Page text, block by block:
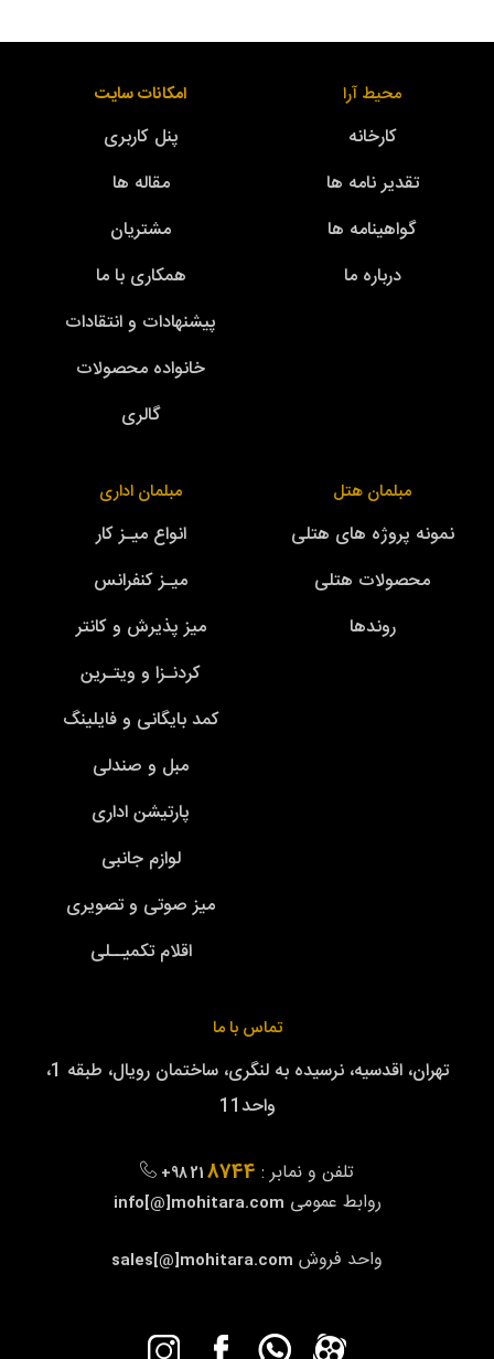
محیط آرا
کارخانه
تقدیر نامه ها
گواهینامه ها
درباره ما
امکانات سایت
پنل کاربری
مقاله ها
مشتریان
همکاری با ما
پیشنهادات و انتقادات
خانواده محصولات
گالری
مبلمان هتل
نمونه پروژه های هتلی
محصولات هتلی
روندها
مبلمان اداری
انواع میـز کار
میـز کنفرانس
میز پذیرش و کانتر
کردنـزا و ویتـرین
کمد بایگانی و فایلینگ
مبل و صندلی
پارتیشن اداری
لوازم جانبی
میز صوتی و تصویری
اقلام تکمیــلی
تماس با ما
تهران، اقدسیه، نرسیده به لنگری، ساختمان رویال، طبقه 1،
واحد11
تلفن و نمابر : +98 218744
روابط عمومی info[@]mohitara.com
واحد فروش sales[@]mohitara.com